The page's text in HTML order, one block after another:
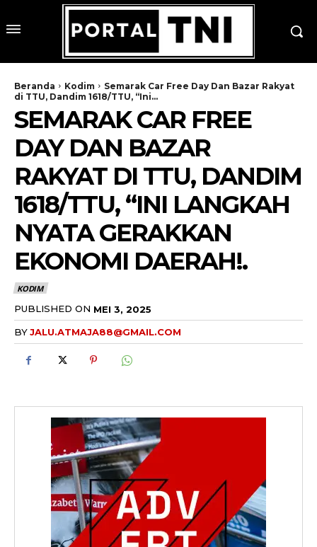
Beranda Kodim
Semarak Car Free Day Dan Bazar Rakyat
di TTU, Dandim 1618/TTU, “Ini...
SEMARAK CAR FREE
DAY DAN BAZAR
RAKYAT DI TTU, DANDIM
1618/TTU, “INI LANGKAH
NYATA GERAKKAN
EKONOMI DAERAH!.
KODIM
PUBLISHED ON MEI 3, 2025
BYJALU.ATMAJA88@GMAIL.COM